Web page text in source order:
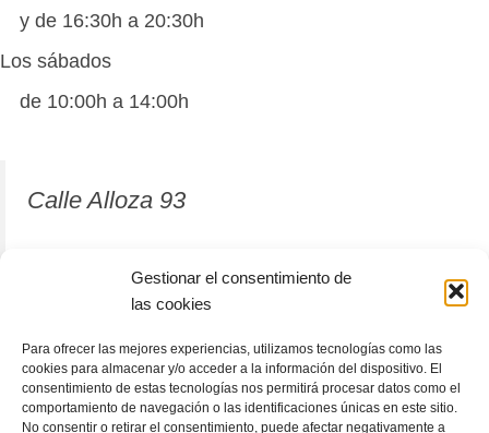
Gestionar el consentimiento de
las cookies
Para ofrecer las mejores experiencias, utilizamos tecnologías como las
cookies para almacenar y/o acceder a la información del dispositivo. El
consentimiento de estas tecnologías nos permitirá procesar datos como el
comportamiento de navegación o las identificaciones únicas en este sitio.
No consentir o retirar el consentimiento, puede afectar negativamente a
y de 16:30h a 20:30h
Los sábados
de 10:00h a 14:00h
Calle Alloza 93
12001 Castellón de la Plana
964 81 37 63